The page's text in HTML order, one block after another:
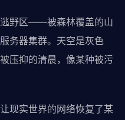
逃野区——被森林覆盖的山
务器集群。天空是灰色
压抑的清晨，像某种被污
现实世界的网络恢复了某